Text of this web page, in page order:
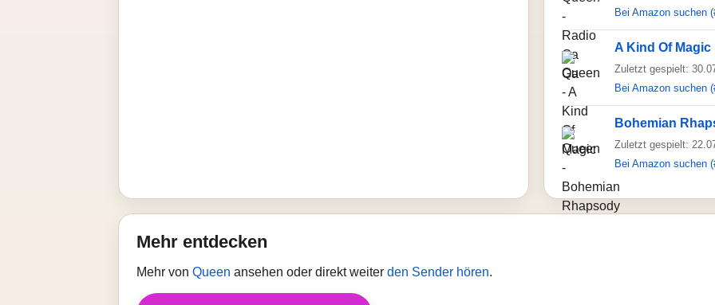
Bei Amazon suchen
A Kind Of Magic
Zuletzt gespielt:
Bei Amazon suchen
Bohemian
Zuletzt gespielt:
Bei Amazon suchen
Mehr entdecken
Mehr von Queen ansehen oder direkt weiter den Sender hören.